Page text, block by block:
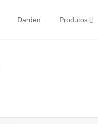
Darden Produtos